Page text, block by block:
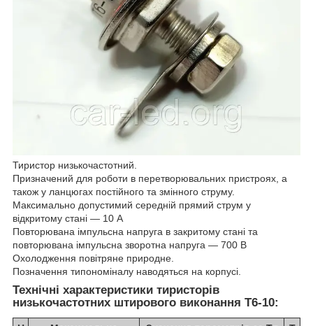
Тиристор низькочастотний.
Призначений для роботи в перетворювальних пристроях, а
також у ланцюгах постійного та змінного струму.
Максимально допустимий середній прямий струм у
відкритому стані — 10 А
Повторювана імпульсна напруга в закритому стані та
повторювана імпульсна зворотна напруга — 700 В
Охолодження повітряне природне.
Позначення типономіналу наводяться на корпусі.
Технічні характеристики тиристорів
низькочастотних штирового виконання Т6-10: